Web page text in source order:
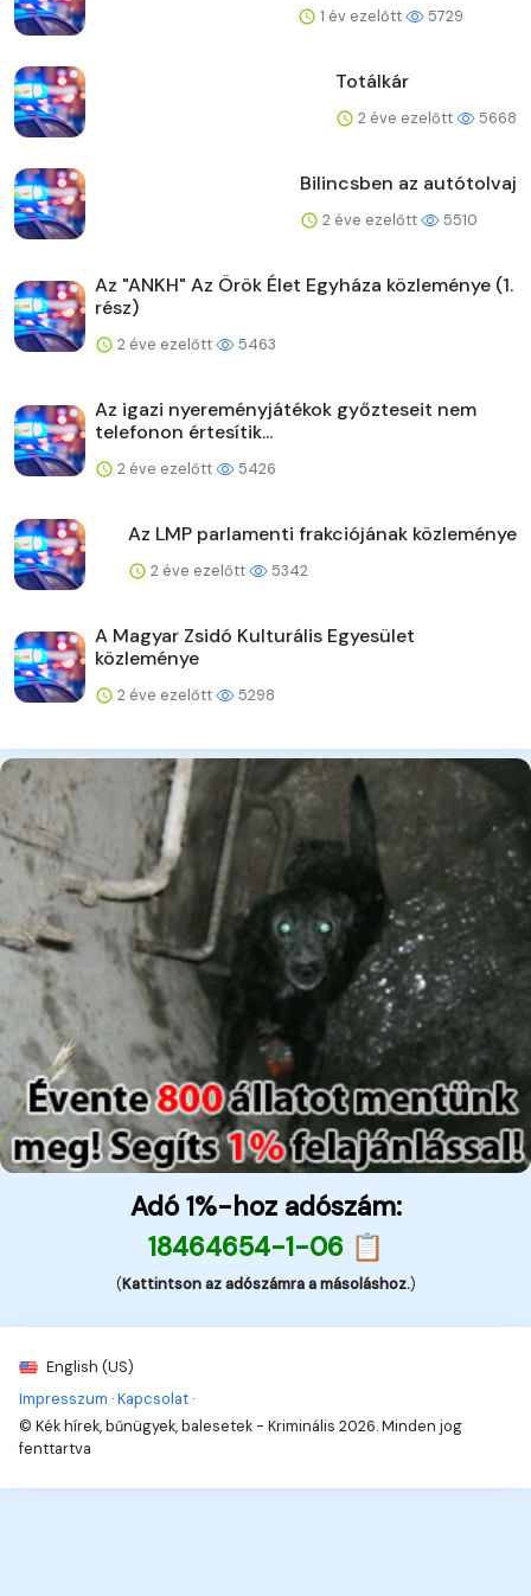
1 év ezelőtt 5729
Totálkár
2 éve ezelőtt 5668
Bilincsben az autótolvaj
2 éve ezelőtt 5510
Az "ANKH" Az Örök Élet Egyháza közleménye (1.
rész)
2 éve ezelőtt 5463
Az igazi nyereményjátékok győzteseit nem
telefonon értesítik...
2 éve ezelőtt 5426
Az LMP parlamenti frakciójának közleménye
2 éve ezelőtt 5342
A Magyar Zsidó Kulturális Egyesület
közleménye
2 éve ezelőtt 5298
Adó 1%-hoz adószám:
18464654-1-06 📋
(Kattintson az adószámra a másoláshoz.)
English (US)
Impresszum ·Kapcsolat ·
© Kék hírek, bűnügyek, balesetek - Kriminális 2026. Minden jog
fenttartva